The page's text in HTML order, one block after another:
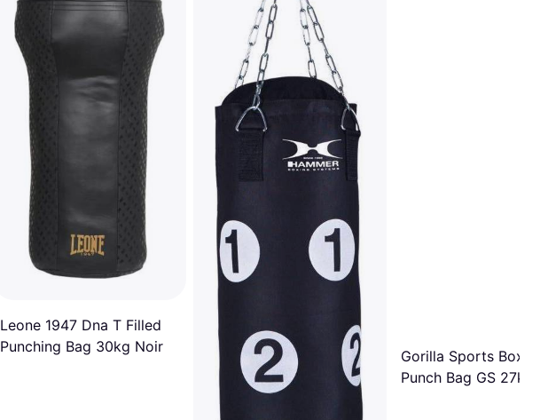
Leone 1947 Dna T Filled
Punching Bag 30kg Noir
Gorilla Sports Boxing
Punch Bag GS 27kg